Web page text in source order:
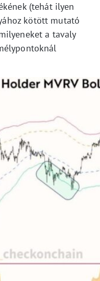
(tehát ilyen
kötött mutató
a tavaly